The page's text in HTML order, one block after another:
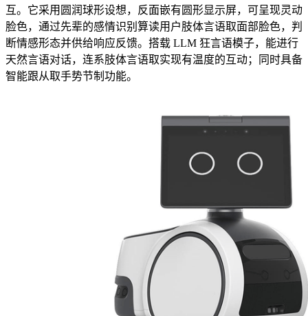
互。它采用圆润球形设想，反面嵌有圆形显示屏，可呈现灵动
脸色，通过先辈的感情识别算读用户肢体言语取面部脸色，判
断情感形态并供给响应反馈。搭载 LLM 狂言语模子，能进行
天然言语对话，连系肢体言语取实现有温度的互动；同时具备
智能跟从取手势节制功能。